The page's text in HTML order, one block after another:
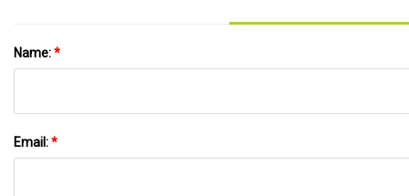
Name:*
Email:*